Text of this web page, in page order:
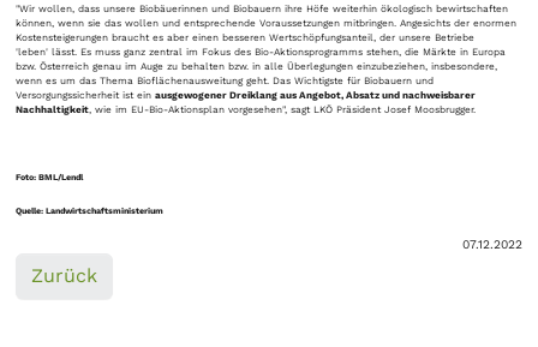
"Wir wollen, dass unsere Biobäuerinnen und Biobauern ihre Höfe weiterhin ökologisch bewirtschaften
können, wenn sie das wollen und entsprechende Voraussetzungen mitbringen. Angesichts der enormen
Kostensteigerungen braucht es aber einen besseren Wertschöpfungsanteil, der unsere Betriebe
'leben' lässt. Es muss ganz zentral im Fokus des Bio-Aktionsprogramms stehen, die Märkte in Europa
bzw. Österreich genau im Auge zu behalten bzw. in alle Überlegungen einzubeziehen, insbesondere,
wenn es um das Thema Bioflächenausweitung geht. Das Wichtigste für Biobauern und
Versorgungssicherheit ist ein ausgewogener Dreiklang aus Angebot, Absatz und nachweisbarer
Nachhaltigkeit, wie im EU-Bio-Aktionsplan vorgesehen", sagt LKÖ Präsident Josef Moosbrugger.
Foto: BML/Lendl
Quelle: Landwirtschaftsministerium
07.12.2022
Zurück